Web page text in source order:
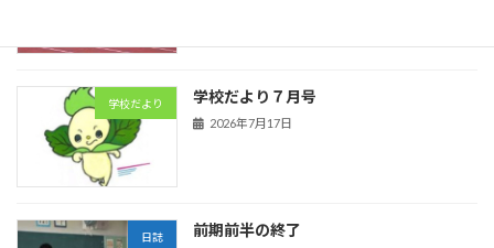
学校だより 学校だより７月号
2026年7月17日
日誌 前期前半の終了